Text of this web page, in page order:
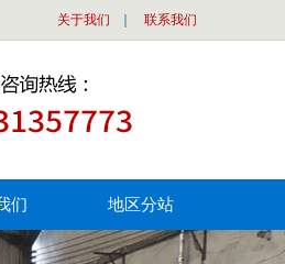
关于我们 联系我们
们 地区分站